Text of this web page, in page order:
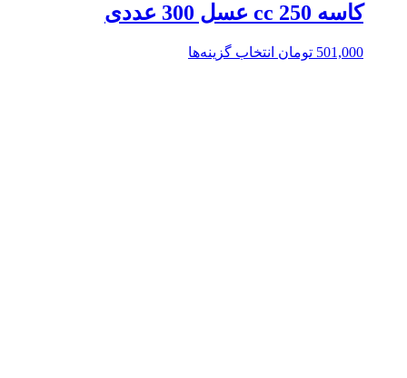
کاسه 250 cc عسل 300 عددی
501,000 تومان انتخاب گزینه‌ها